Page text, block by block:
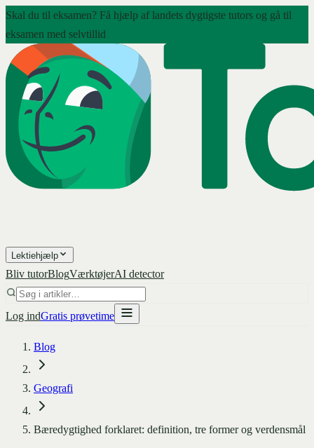
Skal du til eksamen? Få hjælp af landets dygtigste tutors og gå til
eksamen med selvtillid
Lektiehjælp
Bliv tutorBlogVærktøjerAI detector
Log indGratis prøvetime
Blog
Geografi
Bæredygtighed forklaret: definition, tre former og verdensmål